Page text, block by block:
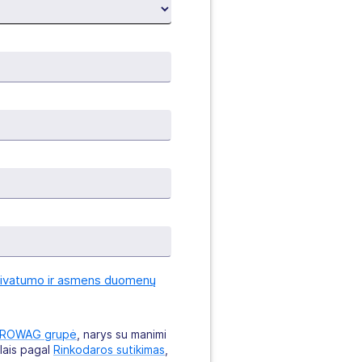
ir asmens duomenų
grupė , narys su manimi
pagal Rinkodaros sutikimas